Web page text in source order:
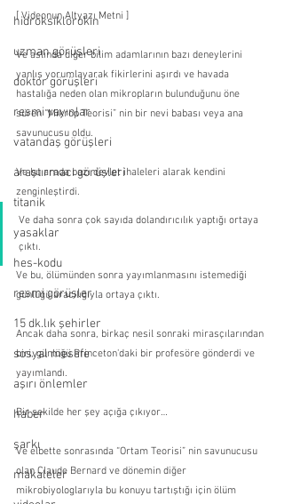
hidroksiklorokin
uzman görüşleri
doktor görüşleri
resmi yayınlar
vatandaş görüşleri
araştırmacı görüşleri
titanik
yasaklar
hes-kodu
resmi görüşler
15 dk.lık şehirler
sosyal mesafe
aşırı önlemler
haber
şarkı
makaleler
[ Videonun Altyazı Metni ]
Ve aslında diğer bilim adamlarının bazı deneylerini
yanlış yorumlayarak fikirlerini aşırdı ve havada
hastalığa neden olan mikropların bulunduğunu öne
süren “Mikrop Teorisi” nin bir nevi babası veya ana
savunucusu oldu.
Ve bu arada bazı devlet ihaleleri alarak kendini
zenginleştirdi.
Ve daha sonra çok sayıda dolandırıcılık yaptığı ortaya
çıktı.
Ve bu, ölümünden sonra yayımlanmasını istemediği
günlüğü aracılığıyla ortaya çıktı.
Ancak daha sonra, birkaç nesil sonraki mirasçılarından
biri, günlüğü Princeton'daki bir profesöre gönderdi ve
yayımlandı.
Bir şekilde her şey açığa çıkıyor…
Ve elbette sonrasında “Ortam Teorisi” nin savunucusu
olan Claude Bernard ve dönemin diğer
mikrobiyologlarıyla bu konuyu tartıştığı için ölüm